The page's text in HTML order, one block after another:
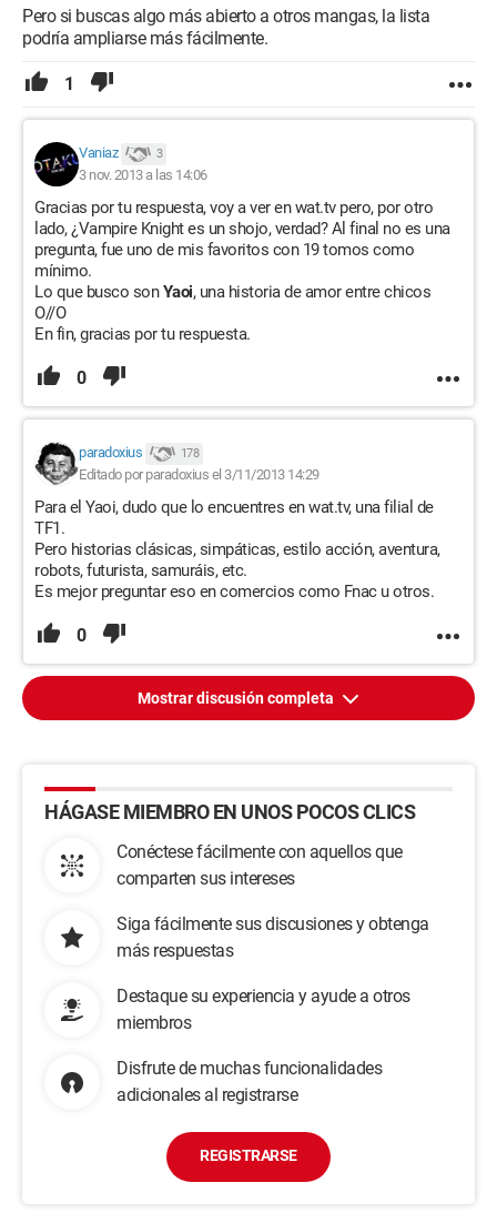
Pero si buscas algo más abierto a otros mangas, la lista
podría ampliarse más fácilmente.
1
Vaniaz 3
3 nov. 2013 a las 14:06
Gracias por tu respuesta, voy a ver en wat.tv pero, por otro
lado, ¿Vampire Knight es un shojo, verdad? Al final no es una
pregunta, fue uno de mis favoritos con 19 tomos como
mínimo.
Lo que busco sonYaoi, una historia de amor entre chicos
O//O
En fin, gracias por tu respuesta.
0
paradoxius 178
Editado por paradoxius el 3/11/2013 14:29
Para el Yaoi, dudo que lo encuentres en wat.tv, una filial de
TF1.
Pero historias clásicas, simpáticas, estilo acción, aventura,
robots, futurista, samuráis, etc.
Es mejor preguntar eso en comercios como Fnac u otros.
0
Mostrar discusión completa
HÁGASE MIEMBRO EN UNOS POCOS CLICS
Conéctese fácilmente con aquellos que
comparten sus intereses
Siga fácilmente sus discusiones y obtenga
más respuestas
Destaque su experiencia y ayude a otros
miembros
Disfrute de muchas funcionalidades
adicionales al registrarse
REGISTRARSE